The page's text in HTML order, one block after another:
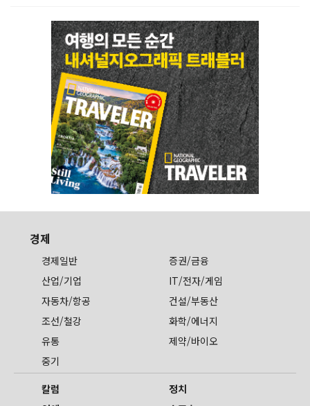
경제
경제일반
증권/금융
산업/기업
IT/전자/게임
자동차/항공
건설/부동산
조선/철강
화학/에너지
유통
제약/바이오
중기
칼럼
정치